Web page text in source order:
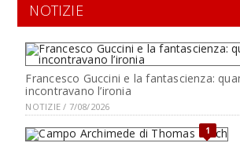
NOTIZIE
Francesco Guccini e la fantascienza:
incontravano l’ironia
NOTIZIE / 7/08/2026
1